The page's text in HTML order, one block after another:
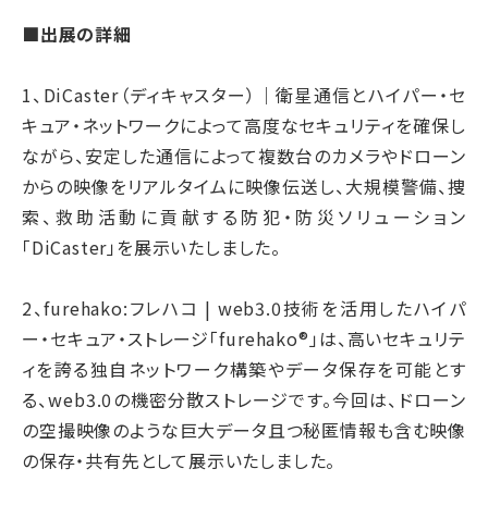
■出展の詳細
1、DiCaster（ディキャスター）｜衛星通信とハイパー・セ
キュア・ネットワークによって高度なセキュリティを確保し
ながら、安定した通信によって複数台のカメラやドローン
からの映像をリアルタイムに映像伝送し、大規模警備、捜
索、救助活動に貢献する防犯・防災ソリューション
「DiCaster」を展示いたしました。
2、furehako:フレハコ | web3.0技術を活用したハイパ
ー・セキュア・ストレージ「furehako®」は、高いセキュリテ
ィを誇る独自ネットワーク構築やデータ保存を可能とす
る、web3.0の機密分散ストレージです。今回は、ドローン
の空撮映像のような巨大データ且つ秘匿情報も含む映像
の保存・共有先として展示いたしました。